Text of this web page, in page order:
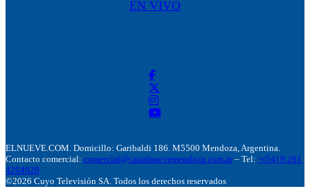
EN VIVO
ELNUEVE.COM. Domicillo: Garibaldi 186. M5500 Mendoza, Argentina.
Contacto comercial: comercial@canalnuevemendoza.com.ar – Tel: +(54) 9 261
4204020
©2026 Cuyo Televisión SA. Todos los derechos reservados